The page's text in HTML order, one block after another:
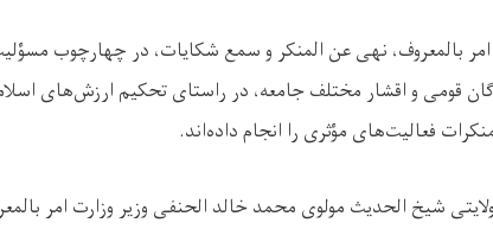
امر بالمعروف، نهی عن المنکر و سمع شکایات، در چهارچوب
قومی و اقشار مختلف جامعه، در راستای تحکیم ارزش‌های
فعالیت‌های مؤثری را انجام داده‌اند.
شیخ الحدیث مولوی محمد خالد الحنفی وزیر وزارت امر